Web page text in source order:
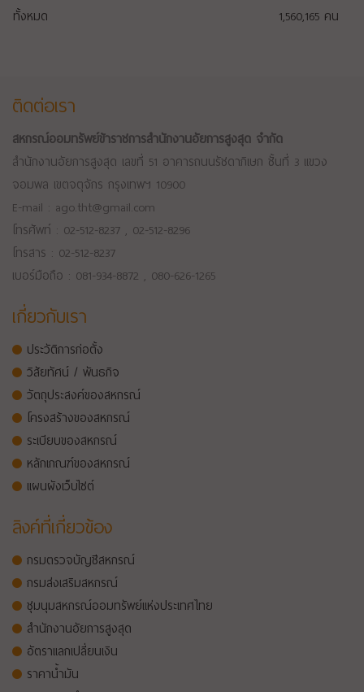
ทั้งหมด
1,560,165 คน
ติดต่อเรา
สหกรณ์ออมทรัพย์ข้าราชการสำนักงานอัยการสูงสุด จำกัด
สำนักงานอัยการสูงสุด เลขที่ 51 อาคารถนนรัชดาภิเษก ชั้นที่ 3 แขวง
จอมพล เขตจตุจักร กรุงเทพฯ 10900
E-mail : ago.tht@gmail.com
โทรศัพท์ : 02-512-8237 , 02-512-8296
โทรสาร : 02-512-8237
เบอร์มือถือ : 081-934-8872 , 080-626-1265
เกี่ยวกับเรา
ประวัติการก่อตั้ง
วิสัยทัศน์ / พันธกิจ
วัตถุประสงค์ของสหกรณ์
โครงสร้างของสหกรณ์
ระเบียบของสหกรณ์
หลักเกณฑ์ของสหกรณ์
แผนผังเว็บไซต์
ลิงค์ที่เกี่ยวข้อง
กรมตรวจบัญชีสหกรณ์
กรมส่งเสริมสหกรณ์
ชุมนุมสหกรณ์ออมทรัพย์แห่งประเทศไทย
สำนักงานอัยการสูงสุด
อัตราแลกเปลี่ยนเงิน
ราคาน้ำมัน